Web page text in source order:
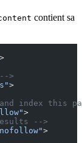
contient sa
>
>
>
index this
>
-->
>